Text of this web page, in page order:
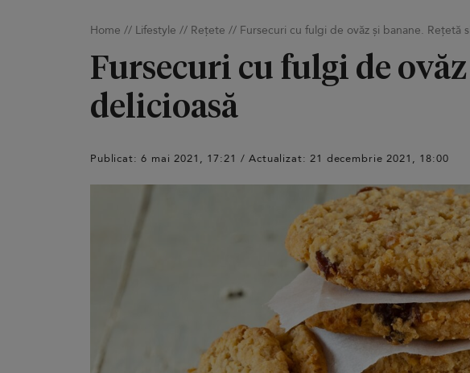
Home // Lifestyle // Rețete // Fursecuri cu fulgi de ovăz și banane. Rețetă
Fursecuri cu fulgi de
delicioasă
Publicat: 6 mai 2021, 17:21 / Actualizat: 21 decembrie 2021, 18:00